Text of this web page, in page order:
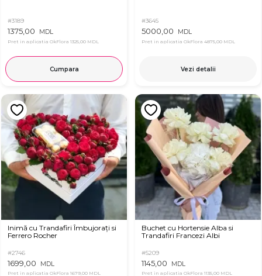
#3189
1375,00 MDL
Pret in aplicatia OkFlora 1325,00 MDL
Cumpara
#3645
5000,00 MDL
Pret in aplicatia OkFlora 4875,00 MDL
Vezi detalii
Inimă cu Trandafiri Îmbujorați si
Ferrero Rocher
#2746
1699,00 MDL
Pret in aplicatia OkFlora 1679,00 MDL
Buchet cu Hortensie Alba si
Trandafiri Francezi Albi
#5209
1145,00 MDL
Pret in aplicatia OkFlora 1135,00 MDL